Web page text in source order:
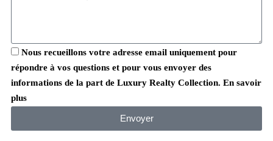
Nous recueillons votre adresse email uniquement pour
répondre à vos questions et pour vous envoyer des
informations de la part de Luxury Realty Collection. En savoir
plus
Envoyer